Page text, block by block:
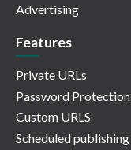
Advertising
Features
Private URLs
Password Protection
Custom URLS
Scheduled publishing